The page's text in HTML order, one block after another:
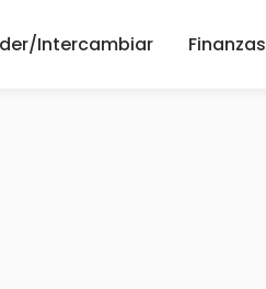
Intercambiar Finanzas